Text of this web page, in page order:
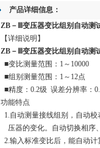
产品详细信息：
ZB－Ⅲ变压器变比组别自动测
【详细说明】
ZB－Ⅲ变压器变比组别自动测
■变比测量范围：1～10000
■组别测量范围：1～12点
■精度：0.2级 误差分辨率：
功能特点
1.自动测量接线组别，自动
压器的变化。自动切换相序
2.输入标准变比后，能自动计